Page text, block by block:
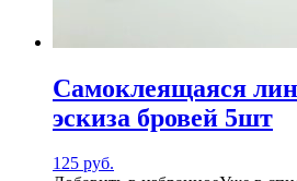
Самоклеящаяся
эскиза бровей 5шт
125 руб.